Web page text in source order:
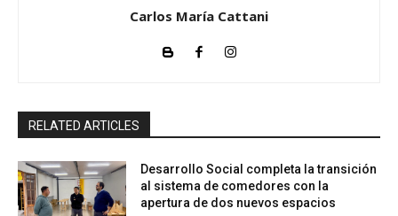
Carlos María Cattani
RELATED ARTICLES
Desarrollo Social completa la transición
al sistema de comedores con la
apertura de dos nuevos espacios